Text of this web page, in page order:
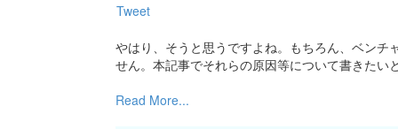
Tweet
やはり、そうと思うですよね。もちろん、ベン
せん。本記事でそれらの原因等について書きたい
Read More...